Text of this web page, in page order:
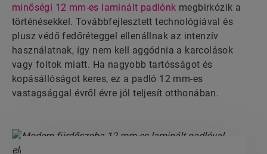
minőségi 12 mm-es laminált padlónk megbirkózik a
történésekkel. Továbbfejlesztett technológiával és
plusz védő fedőréteggel ellenállnak az intenzív
használatnak, így nem kell aggódnia a karcolások
vagy foltok miatt. Ha nagyobb tartósságot és
kopásállóságot keres, ez a padló 12 mm-es
vastagsággal évről évre jól teljesít otthonában.